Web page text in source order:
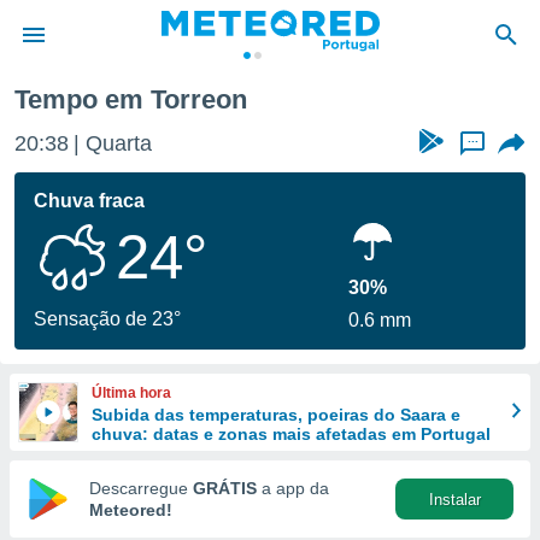
da
foi
fornecidas
a este
das
e
forma
digital
Tempo em Torreon
20:38 Quarta ...
Chuva fraca
24°
Sensação de 23°
30%
0.6 mm
Última hora
Subida das temperaturas, poeiras do Saara e
chuva: datas e zonas mais afetadas em Portugal
Descarregue GRÁTIS a app da
Meteored!
Instalar